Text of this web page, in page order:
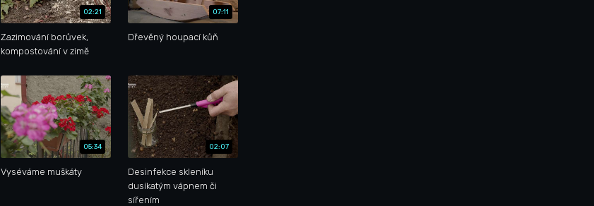
02:21
Zazimování borůvek,
kompostování v zimě
07:11
Dřevěný houpací kůň
05:34
Vyséváme muškáty
02:07
Desinfekce skleníku
dusíkatým vápnem či
sířením